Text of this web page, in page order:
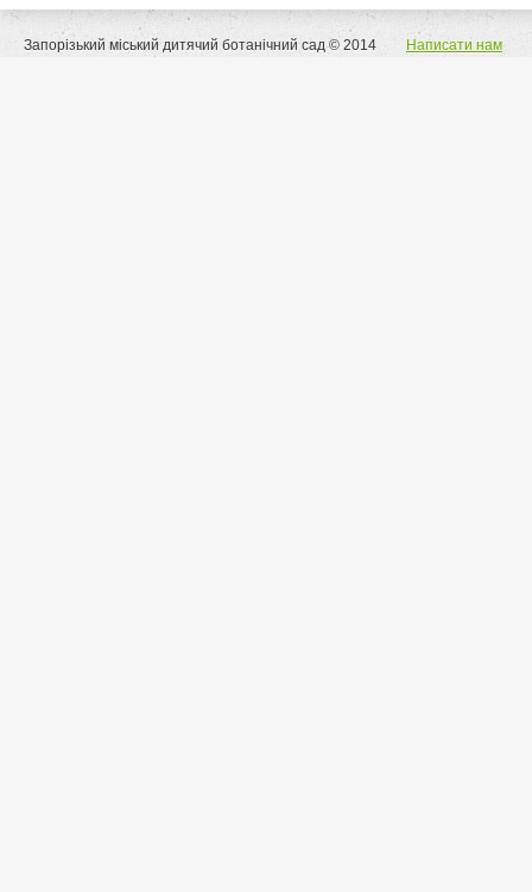
Запорізький міський дитячий ботанічний сад © 2014 Написати нам